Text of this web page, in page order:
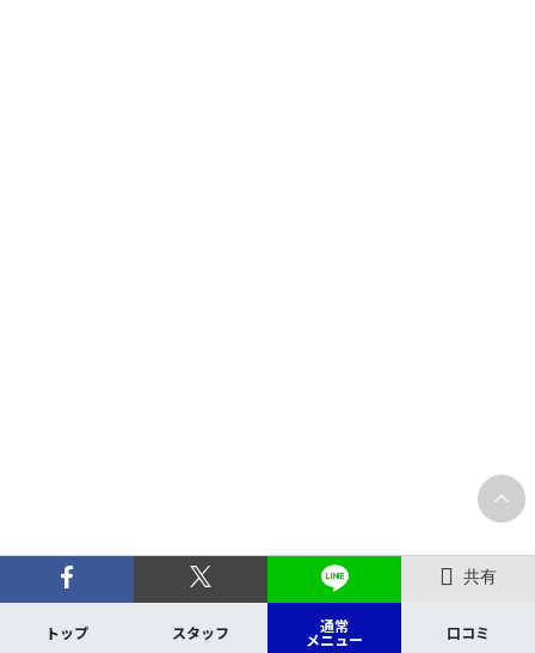
共有
トップ スタッフ 通常
メニュー 口コミ